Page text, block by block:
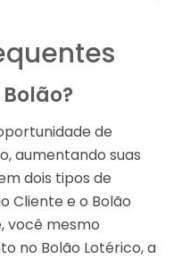
de
aumentando suas
dois tipos de
Cliente e o Bolão
você mesmo
no Bolão Lotérico, a